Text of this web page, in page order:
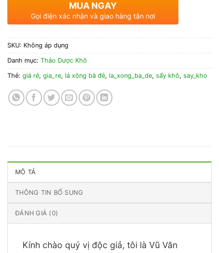
MUA NGAY
Gọi điện xác nhận và giao hàng tận nơi
SKU: Không áp dụng
Danh mục: Thảo Dược Khô
Thẻ: giá rẻ, gia_re, lá xông bà đẻ, la_xong_ba_de, sấy khô, say_kho
MÔ TẢ
THÔNG TIN BỔ SUNG
ĐÁNH GIÁ (0)
Kính chào quý vị độc giả, tôi là Vũ Văn